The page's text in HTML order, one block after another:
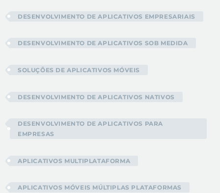
DESENVOLVIMENTO DE APLICATIVOS EMPRESARIAIS
DESENVOLVIMENTO DE APLICATIVOS SOB MEDIDA
SOLUÇÕES DE APLICATIVOS MÓVEIS
DESENVOLVIMENTO DE APLICATIVOS NATIVOS
DESENVOLVIMENTO DE APLICATIVOS PARA
EMPRESAS
APLICATIVOS MULTIPLATAFORMA
APLICATIVOS MÓVEIS MÚLTIPLAS PLATAFORMAS